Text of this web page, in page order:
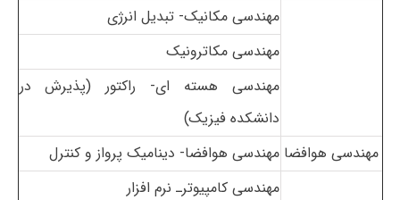
مهندسی مکانیک- تبدیل انرژی
مهندسی مکاترونیک
مهندسی هسته ای- راکتور (پذیرش در
دانشکده فیزیک)
مهندسی هوافضا مهندسی هوافضا- دینامیک پرواز و کنترل
مهندسی کامپیوترـ نرم افزار